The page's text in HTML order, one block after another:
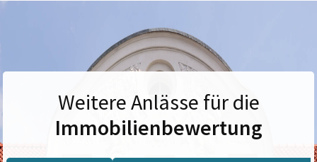
Weitere Anlässe für die
Immobilienbewertung